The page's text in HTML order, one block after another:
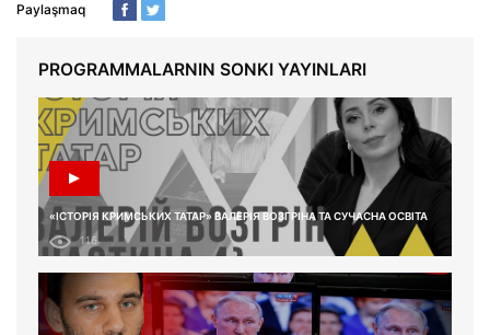
Paylaşmaq
PROGRAMMALARNIN SONKI YAYINLARI
«ІСТОРІЯ КРИМСЬКИХ ТАТАР» ВАЛЕРІЯ ВОЗГРІНА ТА СУЧАСНА ОСВІТА
116